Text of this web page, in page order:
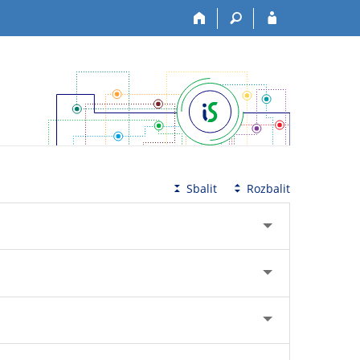
Sbalit Rozbalit